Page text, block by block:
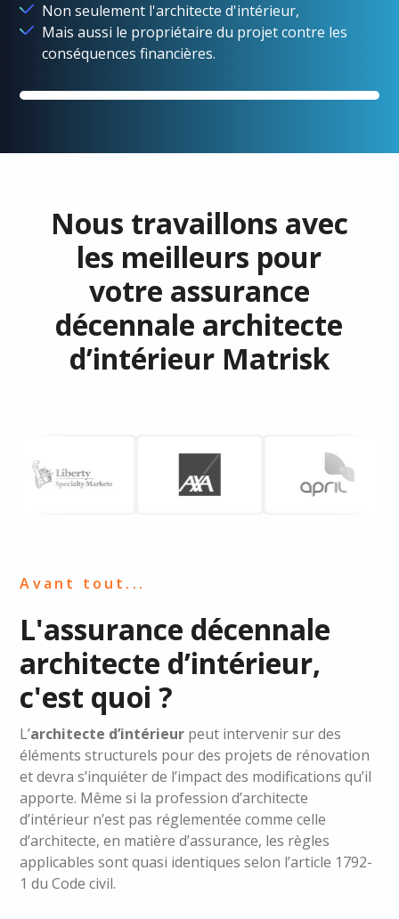
Non seulement l'architecte d'intérieur,
Mais aussi le propriétaire du projet contre les
conséquences financières.
Nous travaillons avec
les meilleurs pour
votre assurance
décennale architecte
d’intérieur Matrisk
Avant tout...
L'assurance décennale
architecte d’intérieur,
c'est quoi ?
L’architecte d’intérieur peut intervenir sur des
éléments structurels pour des projets de rénovation
et devra s’inquiéter de l’impact des modifications qu’il
apporte. Même si la profession d’architecte
d’intérieur n’est pas réglementée comme celle
d’architecte, en matière d’assurance, les règles
applicables sont quasi identiques selon l’article 1792-
1 du Code civil.